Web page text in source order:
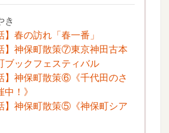
き
】春の訪れ「春一番」
】神保町散策⑦東京神田古本
ブックフェスティバル
】神保町散策⑥《千代田のさ
！》
】神保町散策⑤《神保町シア